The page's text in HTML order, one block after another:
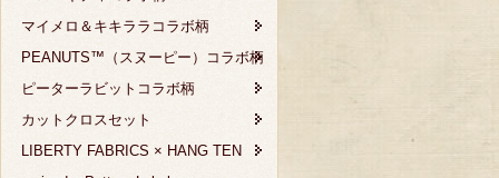
マイメロ＆キキララコラボ柄
PEANUTS™（スヌーピー）コラボ柄
ピーターラビットコラボ柄
カットクロスセット
LIBERTY FABRICS × HANG TEN